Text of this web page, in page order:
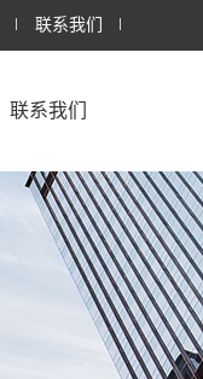
联系我们
联系我们